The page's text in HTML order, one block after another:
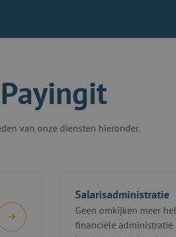
van onze diensten hieronder.
Salarisadministratie
Geen omkijken meer
financiële administratie